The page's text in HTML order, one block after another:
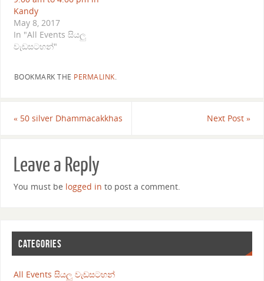
Kandy
May 8, 2017
In "All Events සියලු
වැඩසටහන්"
BOOKMARK THE PERMALINK.
«50 silver Dhammacakkhas Next Post»
Leave a Reply
You must be logged in to post a comment.
CATEGORIES
All Events සියලු වැඩසටහන්